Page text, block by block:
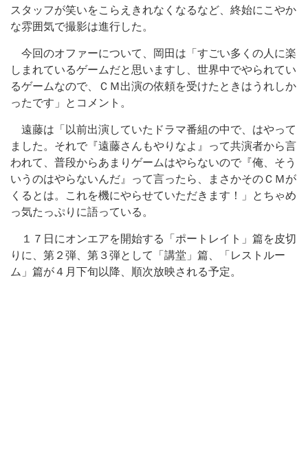
スタッフが笑いをこらえきれなくなるなど、終始にこやか
な雰囲気で撮影は進行した。
今回のオファーについて、岡田は「すごい多くの人に楽
しまれているゲームだと思いますし、世界中でやられてい
るゲームなので、ＣＭ出演の依頼を受けたときはうれしか
ったです」とコメント。
遠藤は「以前出演していたドラマ番組の中で、はやって
ました。それで『遠藤さんもやりなよ』って共演者から言
われて、普段からあまりゲームはやらないので『俺、そう
いうのはやらないんだ』って言ったら、まさかそのＣＭが
くるとは。これを機にやらせていただきます！」とちゃめ
っ気たっぷりに語っている。
１７日にオンエアを開始する「ポートレイト」篇を皮切
りに、第２弾、第３弾として「講堂」篇、「レストルー
ム」篇が４月下旬以降、順次放映される予定。